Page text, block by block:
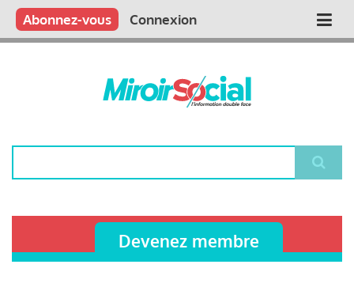
Aller
contenu
Main
Qui sommes nous ?
Vous publiez
Nous publions
Contactez-nous
Abonnez-vous Connexion
Devenez membre